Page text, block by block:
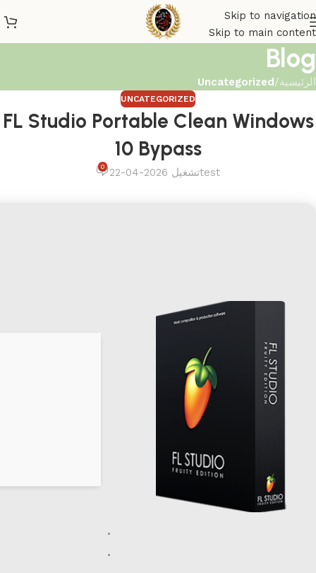
Skip to navigation
Skip to main content
Blog
الرئيسية/
Uncategorized
UNCATEGORIZED
FL Studio Portable Clean Windows
10 Bypass
testتشغيل 2026-04-22 0